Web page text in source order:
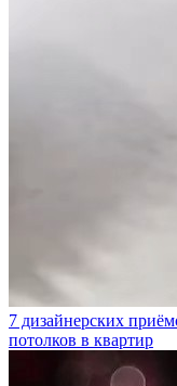
7 дизайнерских
потолков в квартир